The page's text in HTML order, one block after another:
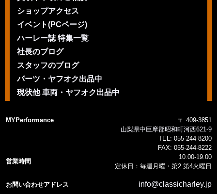
ショップアクセス
イベント(PCページ)
ハーレー誌 特集一覧
社長のブログ
スタッフのブログ
パーツ・ヤフオク出品中
現状他 車両・ヤフオク出品中
MYPerformance
〒 409-3851
山梨県中巨摩郡昭和町河西621-9
TEL: 055-244-8200
FAX: 055-244-8222
営業時間
10:00-19:00
定休日：毎週月曜・第2 第4火曜日
お問い合わせアドレス info@classicharley.jp